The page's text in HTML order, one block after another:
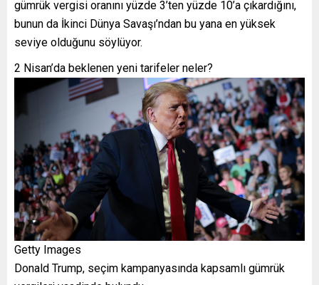
gümrük vergisi oranını yüzde 3’ten yüzde 10’a çıkardığını,
bunun da İkinci Dünya Savaşı’ndan bu yana en yüksek
seviye olduğunu söylüyor.
2 Nisan’da beklenen yeni tarifeler neler?
Getty Images
Donald Trump, seçim kampanyasında kapsamlı gümrük